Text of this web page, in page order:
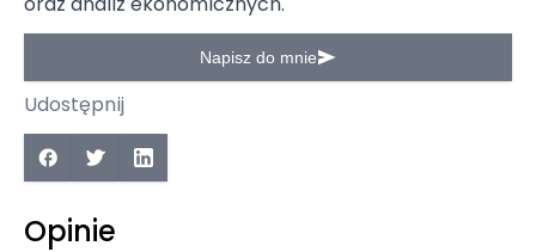
Napisz do mnie
Udostępnij
Opinie